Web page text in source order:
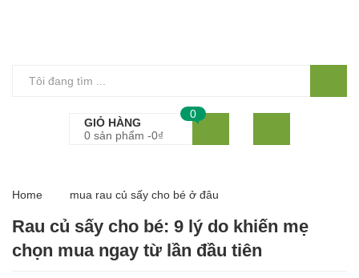
GIỎ HÀNG
0 sản phẩm -0₫
0
Home mua rau củ sấy cho bé ở đâu
Rau củ sấy cho bé: 9 lý do khiến mẹ
chọn mua ngay từ lần đầu tiên